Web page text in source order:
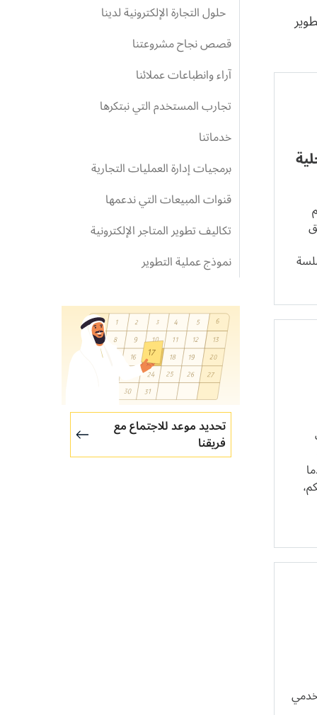
حلول التجارة الإلكترونية لدينا
قصص نجاح مشروعتنا
آراء وانطباعات عملائنا
تجارب المستخدم التي نبتكرها
خدماتنا
برمجيات إدارة العمليات التجارية
قنوات المبيعات التي ندعمها
تكاليف تطوير المتاجر الإلكترونية
نموذج عملية التطوير
تحديد موعد للاجتماع مع
فريقنا